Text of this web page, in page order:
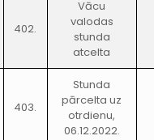
402.
Vācu
valodas
stunda
atcelta
403.
Stunda
pārcelta uz
otrdienu,
06.12.2022.